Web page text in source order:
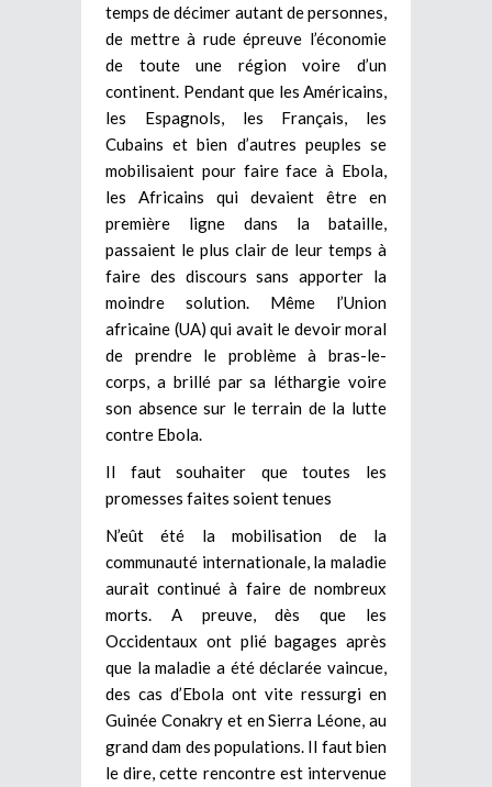
temps de décimer autant de personnes,
de mettre à rude épreuve l’économie
de toute une région voire d’un
continent. Pendant que les Américains,
les Espagnols, les Français, les
Cubains et bien d’autres peuples se
mobilisaient pour faire face à Ebola,
les Africains qui devaient être en
première ligne dans la bataille,
passaient le plus clair de leur temps à
faire des discours sans apporter la
moindre solution. Même l’Union
africaine (UA) qui avait le devoir moral
de prendre le problème à bras-le-
corps, a brillé par sa léthargie voire
son absence sur le terrain de la lutte
contre Ebola.
Il faut souhaiter que toutes les
promesses faites soient tenues
N’eût été la mobilisation de la
communauté internationale, la maladie
aurait continué à faire de nombreux
morts. A preuve, dès que les
Occidentaux ont plié bagages après
que la maladie a été déclarée vaincue,
des cas d’Ebola ont vite ressurgi en
Guinée Conakry et en Sierra Léone, au
grand dam des populations. Il faut bien
le dire, cette rencontre est intervenue